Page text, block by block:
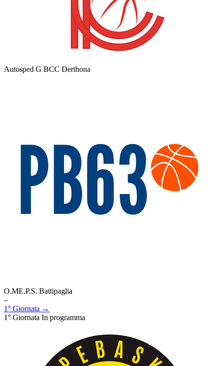
Autosped G BCC Derthona
O.ME.P.S. Battipaglia
–
1° Giornata →
1° Giornata In programma